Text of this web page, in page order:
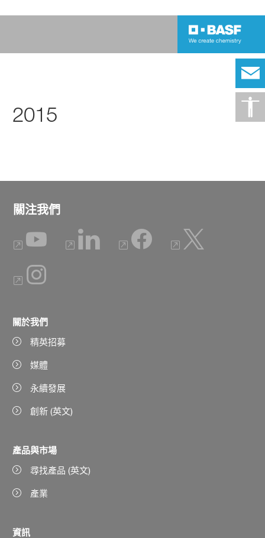
2015
關注我們
關於我們
精英招募
媒體
永續發展
創新 (英文)
產品與市場
尋找產品 (英文)
產業
資訊